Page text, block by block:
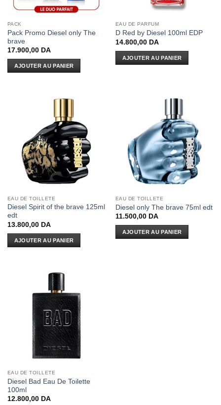
PACK
Pack Promo Diesel only The
brave
17.900,00 DA
AJOUTER AU PANIER
EAU DE PARFUM
D Red by Diesel 100ml EDP
14.800,00 DA
AJOUTER AU PANIER
EAU DE TOILLETE
Diesel Spirit of the brave 125ml
edt
13.800,00 DA
AJOUTER AU PANIER
EAU DE TOILLETE
Diesel only The brave 75ml edt
11.500,00 DA
AJOUTER AU PANIER
EAU DE TOILLETE
Diesel Bad Eau De Toilette
100ml
12.800,00 DA